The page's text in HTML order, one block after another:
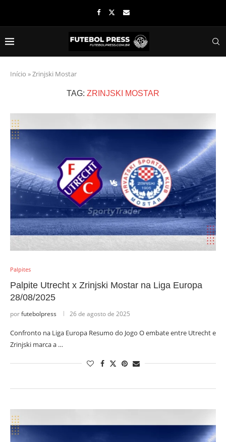
Início »Zrinjski Mostar
TAG: ZRINJSKI MOSTAR
Palpites
Palpite Utrecht x Zrinjski Mostar na Liga Europa
28/08/2025
porfutebolpress 26 de agosto de 2025
Confronto na Liga Europa Resumo do Jogo O embate entre Utrecht e
Zrinjski marca a …